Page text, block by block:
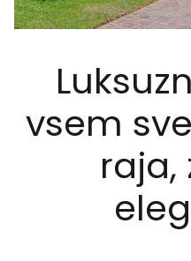
vsem
raja,